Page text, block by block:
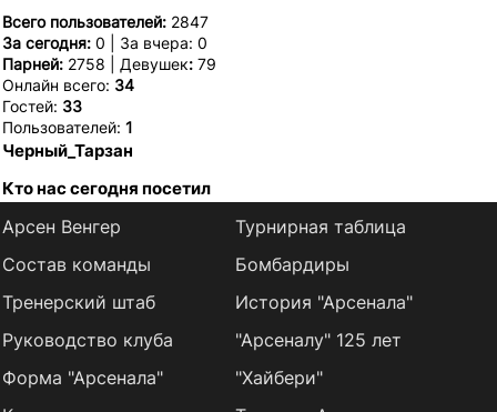
Всего пользователей: 2847
За сегодня: 0 | За вчера: 0
Парней: 2758 | Девушек: 79
Онлайн всего: 34
Гостей: 33
Пользователей: 1
Черный_Тарзан
Кто нас сегодня посетил
Арсен Венгер
Состав команды
Тренерский штаб
Руководство клуба
Форма "Арсенала"
Турнирная таблица
Бомбардиры
История "Арсенала"
"Арсеналу" 125 лет
"Хайбери"